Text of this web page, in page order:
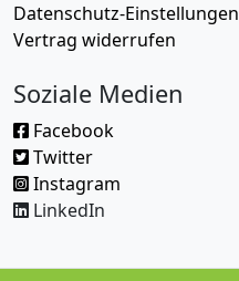
Datenschutz-Einstellungen
Vertrag widerrufen
Soziale Medien
Facebook
Twitter
Instagram
LinkedIn